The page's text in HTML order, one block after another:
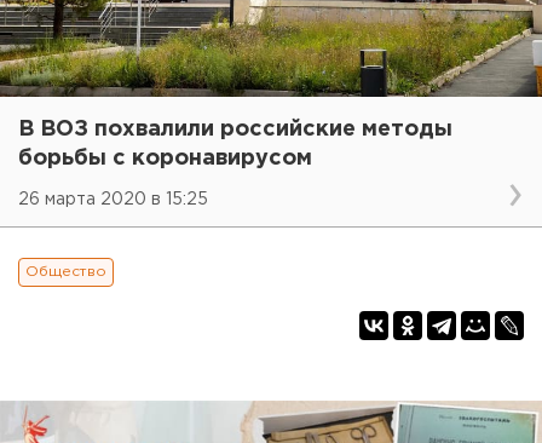
В ВОЗ похвалили российские методы
борьбы с коронавирусом
26 марта 2020 в 15:25
Общество